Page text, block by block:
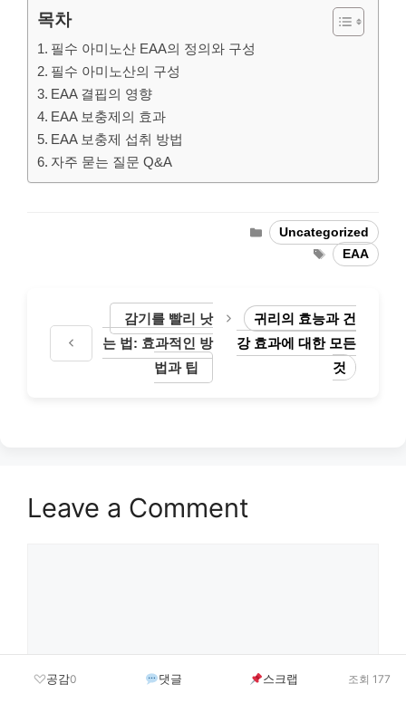
목차
필수 아미노산 EAA의 정의와 구성
필수 아미노산의 구성
EAA 결핍의 영향
EAA 보충제의 효과
EAA 보충제 섭취 방법
자주 묻는 질문 Q&A
Categories
Uncategorized
TagsEAA
감기를 빨리 낫
는 법: 효과적인 방
법과 팁
귀리의 효능과 건
강 효과에 대한 모든
것
Leave a Comment
공감0 댓글 스크랩 조회 177